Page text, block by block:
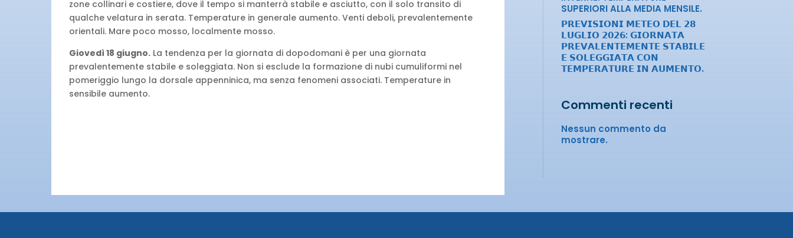
zone collinari e costiere, dove il tempo si manterrà stabile e asciutto, con il solo transito di
qualche velatura in serata. Temperature in generale aumento. Venti deboli, prevalentemente
orientali. Mare poco mosso, localmente mosso.
Giovedì 18 giugno. La tendenza per la giornata di dopodomani è per una giornata
prevalentemente stabile e soleggiata. Non si esclude la formazione di nubi cumuliformi nel
pomeriggio lungo la dorsale appenninica, ma senza fenomeni associati. Temperature in
sensibile aumento.
SUPERIORI ALLA MEDIA MENSILE.
𝗣𝗥𝗘𝗩𝗜𝗦𝗜𝗢𝗡𝗜 𝗠𝗘𝗧𝗘𝗢 𝗗𝗘𝗟 𝟮𝟴
𝗟𝗨𝗚𝗟𝗜𝗢 𝟮𝟬𝟮𝟲: 𝗚𝗜𝗢𝗥𝗡𝗔𝗧𝗔
𝗣𝗥𝗘𝗩𝗔𝗟𝗘𝗡𝗧𝗘𝗠𝗘𝗡𝗧𝗘 𝗦𝗧𝗔𝗕𝗜𝗟𝗘
𝗘 𝗦𝗢𝗟𝗘𝗚𝗚𝗜𝗔𝗧𝗔 𝗖𝗢𝗡
𝗧𝗘𝗠𝗣𝗘𝗥𝗔𝗧𝗨𝗥𝗘 𝗜𝗡 𝗔𝗨𝗠𝗘𝗡𝗧𝗢.
Commenti recenti
Nessun commento da
mostrare.